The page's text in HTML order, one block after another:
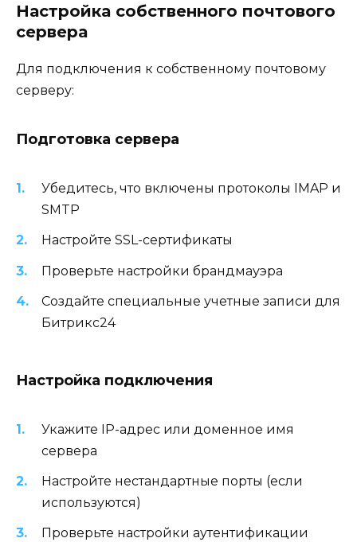
Настройка собственного почтового
сервера
Для подключения к собственному почтовому
серверу:
Подготовка сервера
Убедитесь, что включены протоколы IMAP и
SMTP
Настройте SSL-сертификаты
Проверьте настройки брандмауэра
Создайте специальные учетные записи для
Битрикс24
Настройка подключения
Укажите IP-адрес или доменное имя
сервера
Настройте нестандартные порты (если
используются)
Проверьте настройки аутентификации